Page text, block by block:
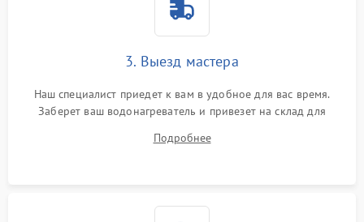
3. Выезд мастера
Наш специалист приедет к вам в удобное для вас время.
Заберет ваш водонагреватель и привезет на склад для
Подробнее